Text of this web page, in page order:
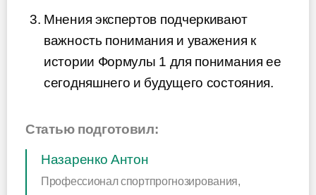
Мнения экспертов подчеркивают
важность понимания и уважения к
истории Формулы 1 для понимания ее
сегодняшнего и будущего состояния.
Статью подготовил:
Назаренко Антон
Профессионал спортпрогнозирования,